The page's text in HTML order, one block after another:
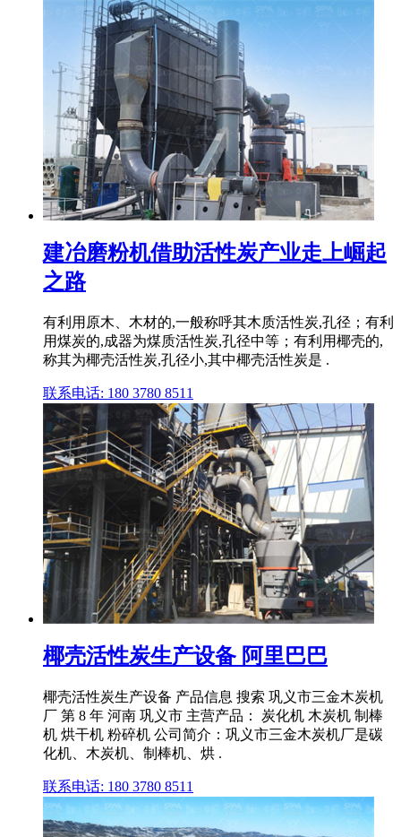
建冶磨粉机借助活性炭产业走上崛起
之路
有利用原木、木材的,一般称呼其木质活性炭,孔径；有利
用煤炭的,成器为煤质活性炭,孔径中等；有利用椰壳的,
称其为椰壳活性炭,孔径小,其中椰壳活性炭是 .
联系电话: 180 3780 8511
椰壳活性炭生产设备 阿里巴巴
椰壳活性炭生产设备 产品信息 搜索 巩义市三金木炭机
厂 第 8 年 河南 巩义市 主营产品： 炭化机 木炭机 制棒
机 烘干机 粉碎机 公司简介：巩义市三金木炭机厂是碳
化机、木炭机、制棒机、烘 .
联系电话: 180 3780 8511